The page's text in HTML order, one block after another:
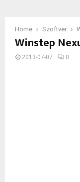
Home Szoftver
Winstep
2013-07-07 0